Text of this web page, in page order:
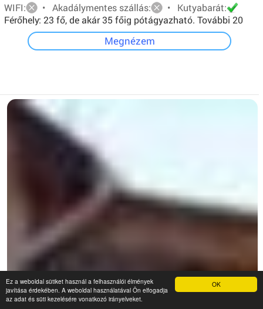
OK
Ez a weboldal sütiket használ a felhasználói élmények
javítása érdekében. A weboldal használatával Ön elfogadja
az adat és süti kezelésére vonatkozó irányelveket.
WIFI:
• Akadálymentes szállás:
• Kutyabarát:
Férőhely: 23 fő, de akár 35 főig pótágyazható. További 20
főt pedig sátorban tudunk elhelyezni.
Megnézem